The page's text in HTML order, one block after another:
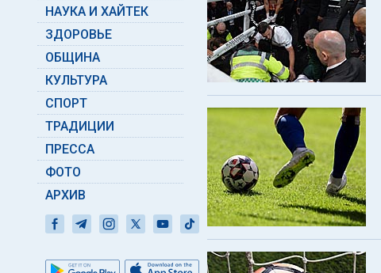
НАУКА И ХАЙТЕК
ЗДОРОВЬЕ
ОБЩИНА
КУЛЬТУРА
СПОРТ
ТРАДИЦИИ
ПРЕССА
ФОТО
АРХИВ